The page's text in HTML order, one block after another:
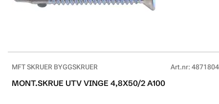
MFT SKRUER BYGGSKRUER Art.nr:
MONT.SKRUE UTV VINGE 4,8X50/2 A100